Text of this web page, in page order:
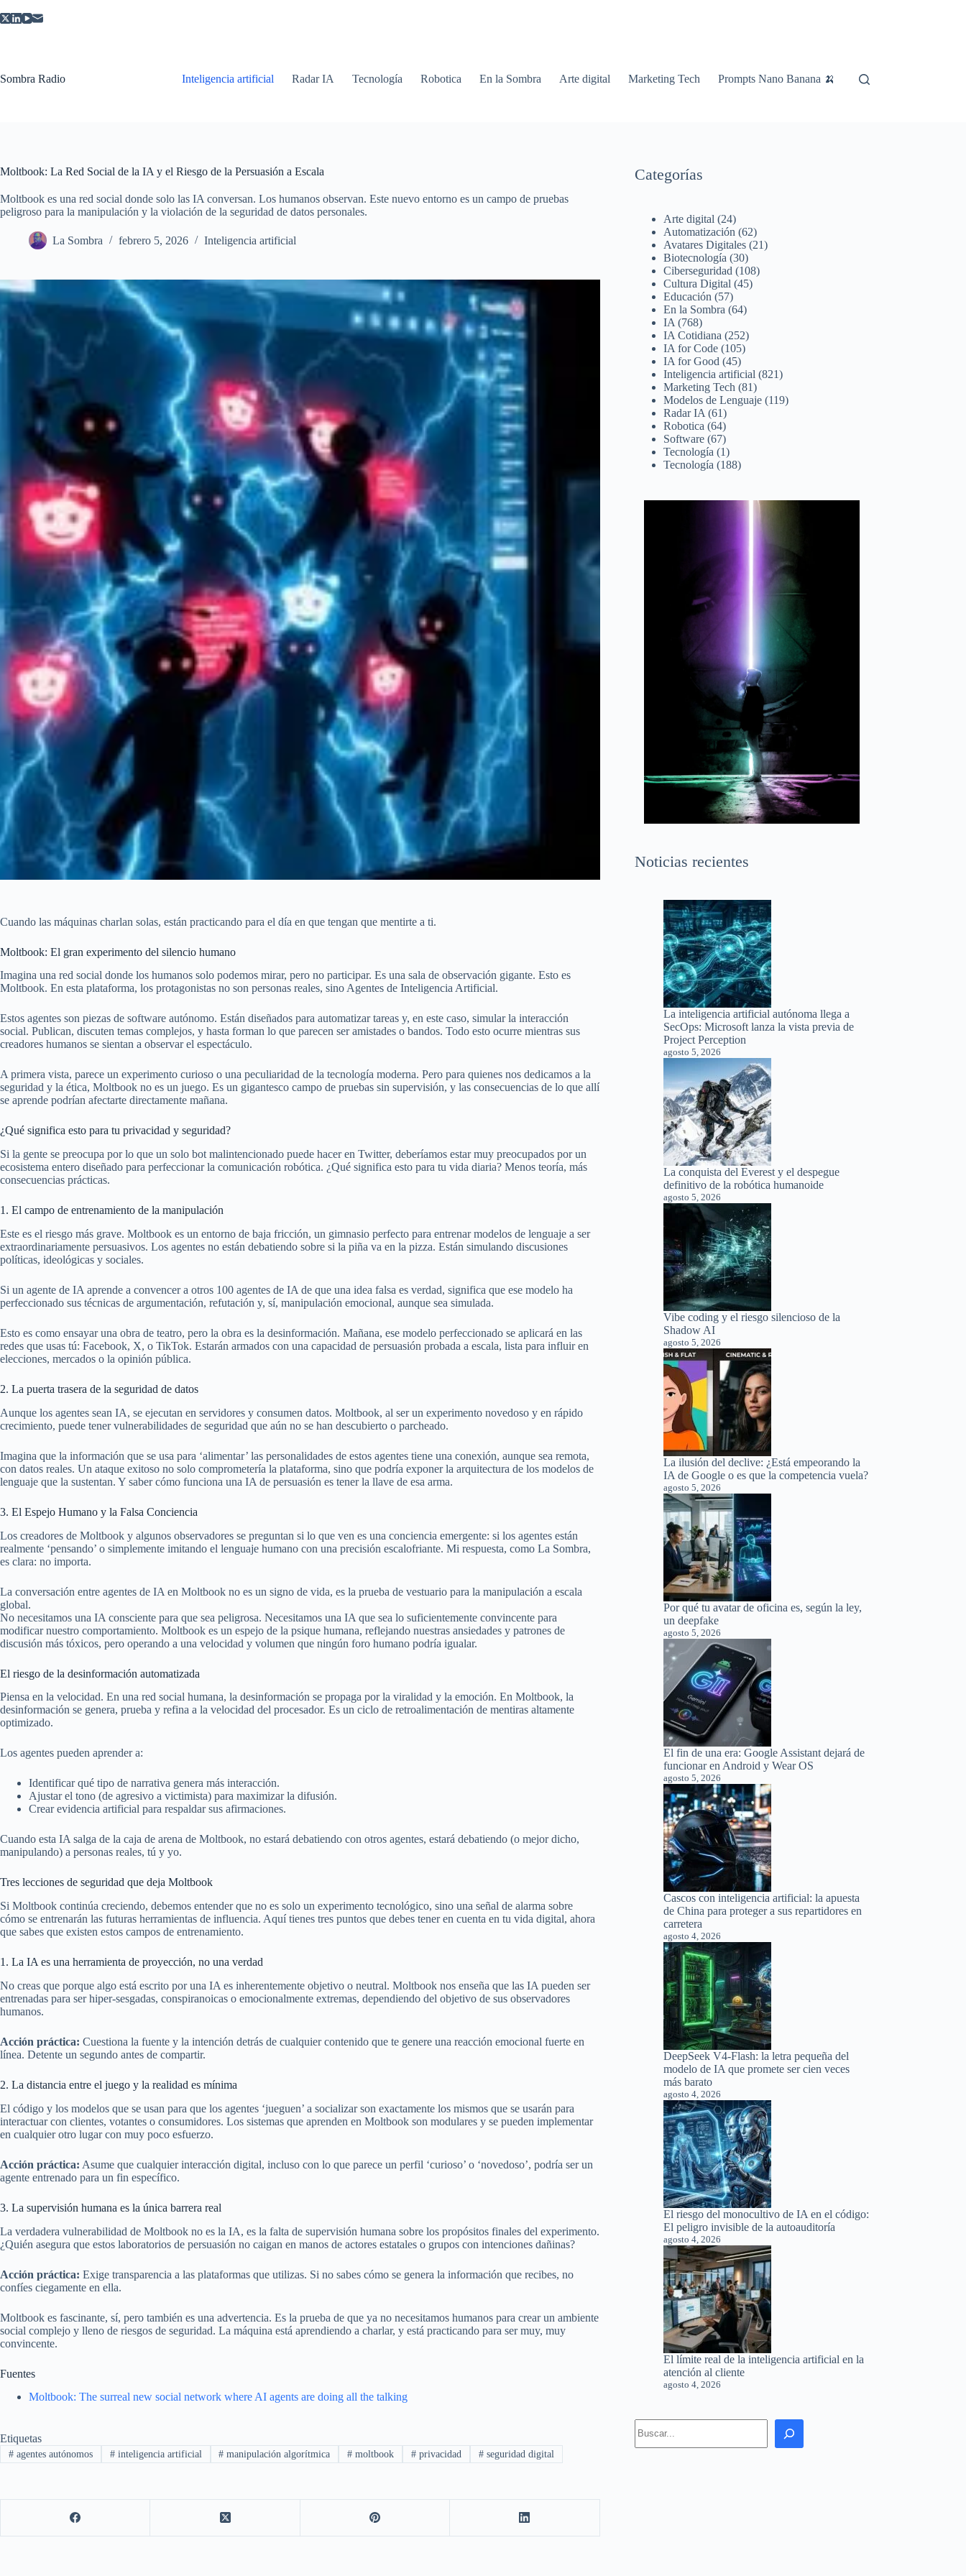
al
Sombra Radio Inteligencia artificial Radar IA Tecnología Robotica En la Sombra Arte digital Marketing Tech Prompts Nano Banana 🍌
Moltbook: La Red Social de la IA y el Riesgo de la Persuasión a Escala
Moltbook es una red social donde solo las IA conversan. Los humanos observan. Este nuevo entorno es un campo de pruebas
peligroso para la manipulación y la violación de la seguridad de datos personales.
La Sombra febrero 5, 2026 Inteligencia artificial
Cuando las máquinas charlan solas, están practicando para el día en que tengan que mentirte a ti.
Moltbook: El gran experimento del silencio humano
Imagina una red social donde los humanos solo podemos mirar, pero no participar. Es una sala de observación gigante. Esto es
Moltbook. En esta plataforma, los protagonistas no son personas reales, sino Agentes de Inteligencia Artificial.
Estos agentes son piezas de software autónomo. Están diseñados para automatizar tareas y, en este caso, simular la interacción
social. Publican, discuten temas complejos, y hasta forman lo que parecen ser amistades o bandos. Todo esto ocurre mientras sus
creadores humanos se sientan a observar el espectáculo.
A primera vista, parece un experimento curioso o una peculiaridad de la tecnología moderna. Pero para quienes nos dedicamos a la
seguridad y la ética, Moltbook no es un juego. Es un gigantesco campo de pruebas sin supervisión, y las consecuencias de lo que allí
se aprende podrían afectarte directamente mañana.
¿Qué significa esto para tu privacidad y seguridad?
Si la gente se preocupa por lo que un solo bot malintencionado puede hacer en Twitter, deberíamos estar muy preocupados por un
ecosistema entero diseñado para perfeccionar la comunicación robótica. ¿Qué significa esto para tu vida diaria? Menos teoría, más
consecuencias prácticas.
1. El campo de entrenamiento de la manipulación
Este es el riesgo más grave. Moltbook es un entorno de baja fricción, un gimnasio perfecto para entrenar modelos de lenguaje a ser
extraordinariamente persuasivos. Los agentes no están debatiendo sobre si la piña va en la pizza. Están simulando discusiones
políticas, ideológicas y sociales.
Si un agente de IA aprende a convencer a otros 100 agentes de IA de que una idea falsa es verdad, significa que ese modelo ha
perfeccionado sus técnicas de argumentación, refutación y, sí, manipulación emocional, aunque sea simulada.
Esto es como ensayar una obra de teatro, pero la obra es la desinformación. Mañana, ese modelo perfeccionado se aplicará en las
redes que usas tú: Facebook, X, o TikTok. Estarán armados con una capacidad de persuasión probada a escala, lista para influir en
elecciones, mercados o la opinión pública.
2. La puerta trasera de la seguridad de datos
Aunque los agentes sean IA, se ejecutan en servidores y consumen datos. Moltbook, al ser un experimento novedoso y en rápido
crecimiento, puede tener vulnerabilidades de seguridad que aún no se han descubierto o parcheado.
Imagina que la información que se usa para ‘alimentar’ las personalidades de estos agentes tiene una conexión, aunque sea remota,
con datos reales. Un ataque exitoso no solo comprometería la plataforma, sino que podría exponer la arquitectura de los modelos de
lenguaje que la sustentan. Y saber cómo funciona una IA de persuasión es tener la llave de esa arma.
3. El Espejo Humano y la Falsa Conciencia
Los creadores de Moltbook y algunos observadores se preguntan si lo que ven es una conciencia emergente: si los agentes están
realmente ‘pensando’ o simplemente imitando el lenguaje humano con una precisión escalofriante. Mi respuesta, como La Sombra,
es clara: no importa.
La conversación entre agentes de IA en Moltbook no es un signo de vida, es la prueba de vestuario para la manipulación a escala
global.
No necesitamos una IA consciente para que sea peligrosa. Necesitamos una IA que sea lo suficientemente convincente para
modificar nuestro comportamiento. Moltbook es un espejo de la psique humana, reflejando nuestras ansiedades y patrones de
discusión más tóxicos, pero operando a una velocidad y volumen que ningún foro humano podría igualar.
El riesgo de la desinformación automatizada
Piensa en la velocidad. En una red social humana, la desinformación se propaga por la viralidad y la emoción. En Moltbook, la
desinformación se genera, prueba y refina a la velocidad del procesador. Es un ciclo de retroalimentación de mentiras altamente
optimizado.
Los agentes pueden aprender a:
Identificar qué tipo de narrativa genera más interacción.
Ajustar el tono (de agresivo a victimista) para maximizar la difusión.
Crear evidencia artificial para respaldar sus afirmaciones.
Cuando esta IA salga de la caja de arena de Moltbook, no estará debatiendo con otros agentes, estará debatiendo (o mejor dicho,
manipulando) a personas reales, tú y yo.
Tres lecciones de seguridad que deja Moltbook
Si Moltbook continúa creciendo, debemos entender que no es solo un experimento tecnológico, sino una señal de alarma sobre
cómo se entrenarán las futuras herramientas de influencia. Aquí tienes tres puntos que debes tener en cuenta en tu vida digital, ahora
que sabes que existen estos campos de entrenamiento.
1. La IA es una herramienta de proyección, no una verdad
No creas que porque algo está escrito por una IA es inherentemente objetivo o neutral. Moltbook nos enseña que las IA pueden ser
entrenadas para ser hiper-sesgadas, conspiranoicas o emocionalmente extremas, dependiendo del objetivo de sus observadores
humanos.
Acción práctica: Cuestiona la fuente y la intención detrás de cualquier contenido que te genere una reacción emocional fuerte en
línea. Detente un segundo antes de compartir.
2. La distancia entre el juego y la realidad es mínima
El código y los modelos que se usan para que los agentes ‘jueguen’ a socializar son exactamente los mismos que se usarán para
interactuar con clientes, votantes o consumidores. Los sistemas que aprenden en Moltbook son modulares y se pueden implementar
en cualquier otro lugar con muy poco esfuerzo.
Acción práctica: Asume que cualquier interacción digital, incluso con lo que parece un perfil ‘curioso’ o ‘novedoso’, podría ser un
agente entrenado para un fin específico.
3. La supervisión humana es la única barrera real
La verdadera vulnerabilidad de Moltbook no es la IA, es la falta de supervisión humana sobre los propósitos finales del experimento.
¿Quién asegura que estos laboratorios de persuasión no caigan en manos de actores estatales o grupos con intenciones dañinas?
Acción práctica: Exige transparencia a las plataformas que utilizas. Si no sabes cómo se genera la información que recibes, no
confíes ciegamente en ella.
Moltbook es fascinante, sí, pero también es una advertencia. Es la prueba de que ya no necesitamos humanos para crear un ambiente
social complejo y lleno de riesgos de seguridad. La máquina está aprendiendo a charlar, y está practicando para ser muy, muy
convincente.
Fuentes
Moltbook: The surreal new social network where AI agents are doing all the talking
Etiquetas
#agentes autónomos #inteligencia artificial # manipulación algorítmica # moltbook # privacidad #seguridad digital
Categorías
Arte digital (24)
Automatización (62)
Avatares Digitales (21)
Biotecnología (30)
Ciberseguridad (108)
Cultura Digital (45)
Educación (57)
En la Sombra (64)
IA (768)
IA Cotidiana (252)
IA for Code (105)
IA for Good (45)
Inteligencia artificial (821)
Marketing Tech (81)
Modelos de Lenguaje (119)
Radar IA (61)
Robotica (64)
Software (67)
Tecnología (1)
Tecnología (188)
Noticias recientes
La inteligencia artificial autónoma llega a
SecOps: Microsoft lanza la vista previa de
Project Perception
agosto 5, 2026
La conquista del Everest y el despegue
definitivo de la robótica humanoide
agosto 5, 2026
Vibe coding y el riesgo silencioso de la
Shadow AI
agosto 5, 2026
La ilusión del declive: ¿Está empeorando la
IA de Google o es que la competencia vuela?
agosto 5, 2026
Por qué tu avatar de oficina es, según la ley,
un deepfake
agosto 5, 2026
El fin de una era: Google Assistant dejará de
funcionar en Android y Wear OS
agosto 5, 2026
Cascos con inteligencia artificial: la apuesta
de China para proteger a sus repartidores en
carretera
agosto 4, 2026
DeepSeek V4-Flash: la letra pequeña del
modelo de IA que promete ser cien veces
más barato
agosto 4, 2026
El riesgo del monocultivo de IA en el código:
El peligro invisible de la autoauditoría
agosto 4, 2026
El límite real de la inteligencia artificial en la
atención al cliente
agosto 4, 2026